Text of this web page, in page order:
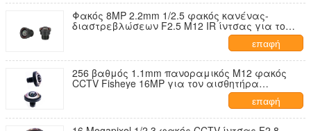
Φακός 8MP 2.2mm 1/2.5 φακός κανένας-
διαστρεβλώσεων F2.5 M12 IR ίντσας για το
φακό CCTV καμερών AHD IP με το φίλτρο
επαφή
256 βαθμός 1.1mm πανοραμικός M12 φακός
CCTV Fisheye 16MP για τον αισθητήρα
επαφή